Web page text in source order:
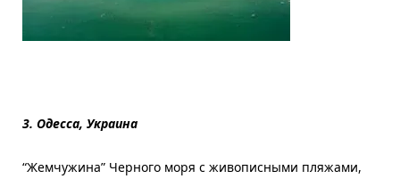
3. Одесса, Украина
“Жемчужина” Черного моря с живописными пляжами,